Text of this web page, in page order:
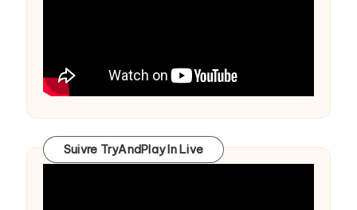
Suivre TryAndPlay In Live